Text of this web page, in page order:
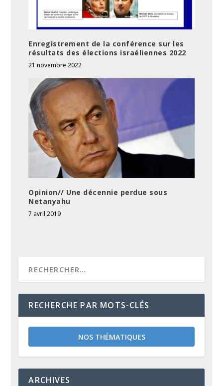
Enregistrement de la conférence sur les
résultats des élections israéliennes 2022
21 novembre 2022
Opinion// Une décennie perdue sous
Netanyahu
7 avril 2019
RECHERCHE PAR MOTS-CLÉS
NOS THÉMATIQUES
ARCHIVES